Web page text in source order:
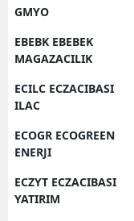
GMYO
EBEBK EBEBEK
MAGAZACILIK
ECILC ECZACIBASI
ILAC
ECOGR ECOGREEN
ENERJI
ECZYT ECZACIBASI
YATIRIM